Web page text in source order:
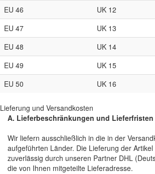
EU 46
UK 12
EU 47
UK 13
EU 48
UK 14
EU 49
UK 15
EU 50
UK 16
Lieferung und Versandkosten
A. Lieferbeschränkungen und Lieferfristen
Wir liefern ausschließlich in die in der
aufgeführten Länder. Die Lieferung der
zuverlässig durch unseren Partner DHL
die von Ihnen mitgeteilte Lieferadresse.